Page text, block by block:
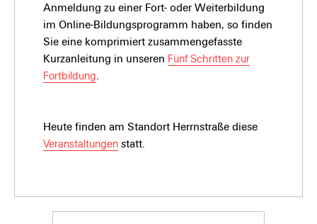
Anmeldung zu einer Fort- oder Weiterbildung
im Online-Bildungsprogramm haben, so finden
Sie eine komprimiert zusammengefasste
Kurzanleitung in unseren Fünf Schritten zur
Fortbildung.
Heute finden am Standort Herrnstraße diese
Veranstaltungen statt.